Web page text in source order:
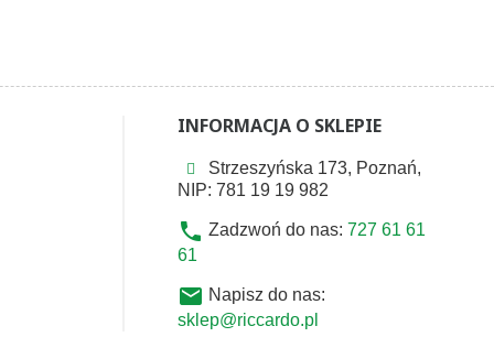
INFORMACJA O SKLEPIE
Strzeszyńska 173, Poznań,
NIP: 781 19 19 982
phone Zadzwoń do nas: 727 61 61
61
email Napisz do nas:
sklep@riccardo.pl